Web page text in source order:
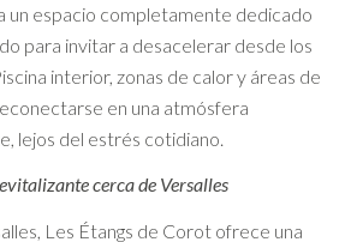
un espacio completamente dedicado
para invitar a desacelerar desde los
interior, zonas de calor y áreas de
en una atmósfera
lejos del estrés cotidiano.
cerca de Versalles
Les Étangs de Corot ofrece una